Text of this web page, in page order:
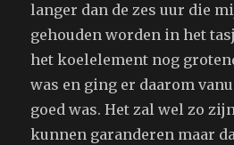
langer dan de zes uur die
gehouden worden in het
het koelelement nog
was en ging er daarom
goed was. Het zal wel zo
kunnen garanderen maar